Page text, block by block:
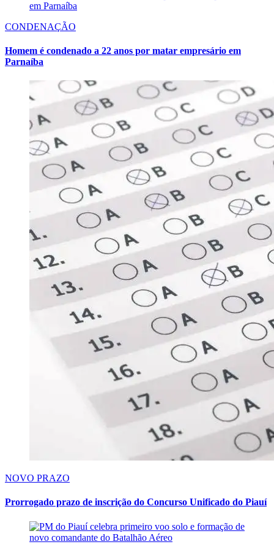
CONDENAÇÃO
Homem é condenado a 22 anos por matar empresário em
Parnaíba
NOVO PRAZO
Prorrogado prazo de inscrição do Concurso Unificado do Piauí